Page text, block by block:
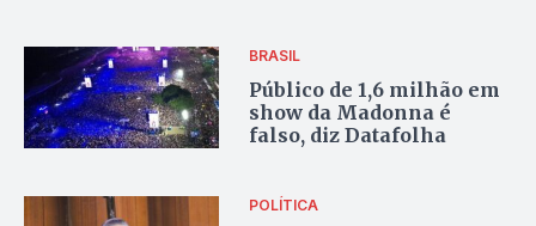
BRASIL
Público de 1,6 milhão em
show da Madonna é
falso, diz Datafolha
POLÍTICA